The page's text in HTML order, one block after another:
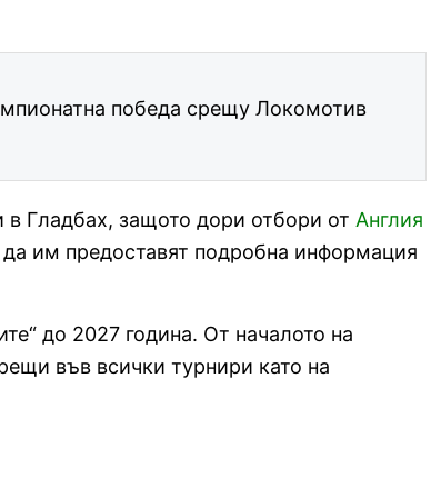
победа срещу Локомотив
в Гладбах, защото дори отбори от Англия
им предоставят подробна информация
до 2027 година. От началото на
във всички турнири като на